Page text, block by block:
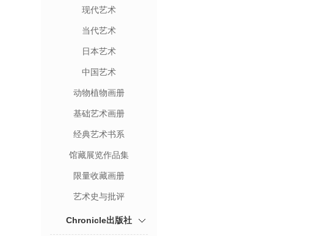
现代艺术
当代艺术
日本艺术
中国艺术
动物植物画册
基础艺术画册
经典艺术书系
馆藏展览作品集
限量收藏画册
艺术史与批评
Chronicle出版社